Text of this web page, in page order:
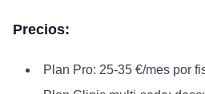
Precios:
Plan Pro: 25-35 €/mes por